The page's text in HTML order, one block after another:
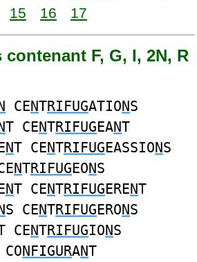
15 16 17
contenant F, G, I, 2N, R
CENTRIFUGATIONS
T CENTRIFUGEANT
NT CENTRIFUGEASSIONS
NTRIFUGEONS
NT CENTRIFUGERENT
S CENTRIFUGERONS
CENTRIFUGIONS
NFIGURANT